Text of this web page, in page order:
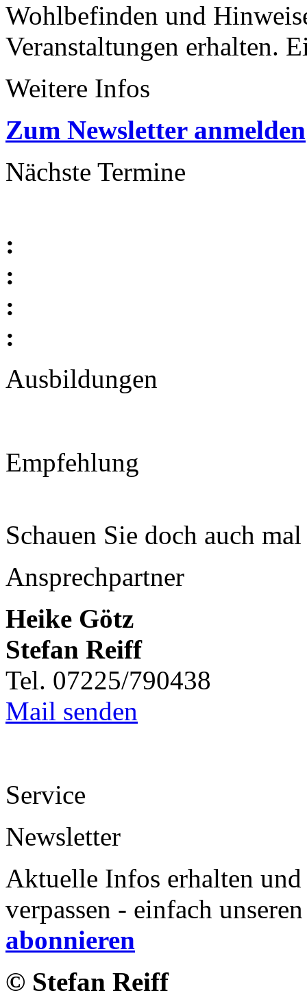
Wohlbefinden und
Veranstaltungen erhalten.
Weitere Infos
Zum Newsletter anmelden
Nächste Termine
:
:
:
:
Ausbildungen
Empfehlung
Schauen Sie doch auch
Ansprechpartner
Heike Götz
Stefan Reiff
Tel. 07225/790438
Mail senden
Service
Newsletter
Aktuelle Infos erhalten
verpassen - einfach
abonnieren
© Stefan Reiff